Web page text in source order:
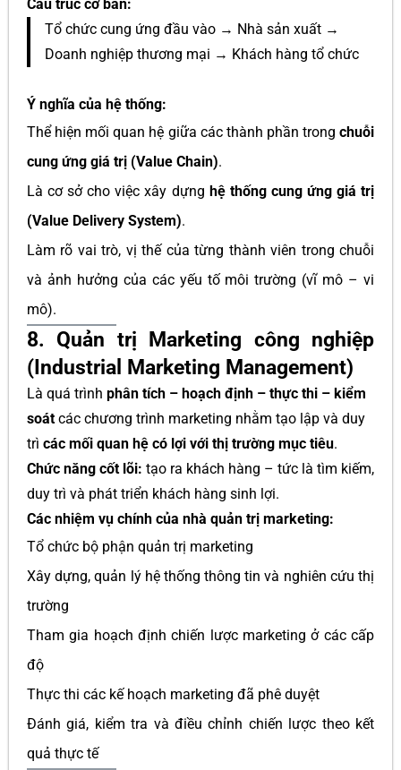
Cấu trúc cơ bản:
Tổ chức cung ứng đầu vào → Nhà sản xuất →
Doanh nghiệp thương mại → Khách hàng tổ chức
Ý nghĩa của hệ thống:
Thể hiện mối quan hệ giữa các thành phần trong chuỗi
cung ứng giá trị (Value Chain).
Là cơ sở cho việc xây dựng hệ thống cung ứng giá trị
(Value Delivery System).
Làm rõ vai trò, vị thế của từng thành viên trong chuỗi
và ảnh hưởng của các yếu tố môi trường (vĩ mô – vi
mô).
8. Quản trị Marketing công nghiệp
(Industrial Marketing Management)
Là quá trình phân tích – hoạch định – thực thi – kiểm
soát các chương trình marketing nhằm tạo lập và duy
trì các mối quan hệ có lợi với thị trường mục tiêu.
Chức năng cốt lõi: tạo ra khách hàng – tức là tìm kiếm,
duy trì và phát triển khách hàng sinh lợi.
Các nhiệm vụ chính của nhà quản trị marketing:
Tổ chức bộ phận quản trị marketing
Xây dựng, quản lý hệ thống thông tin và nghiên cứu thị
trường
Tham gia hoạch định chiến lược marketing ở các cấp
độ
Thực thi các kế hoạch marketing đã phê duyệt
Đánh giá, kiểm tra và điều chỉnh chiến lược theo kết
quả thực tế